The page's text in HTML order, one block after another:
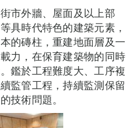
市外牆、屋面及以上部
具時代特色的建築元素，
的磚柱，重建地面層及一
力，在保育建築物的同時
鑑於工程難度大、工序複
監管工程，持續監測保留
技術問題。